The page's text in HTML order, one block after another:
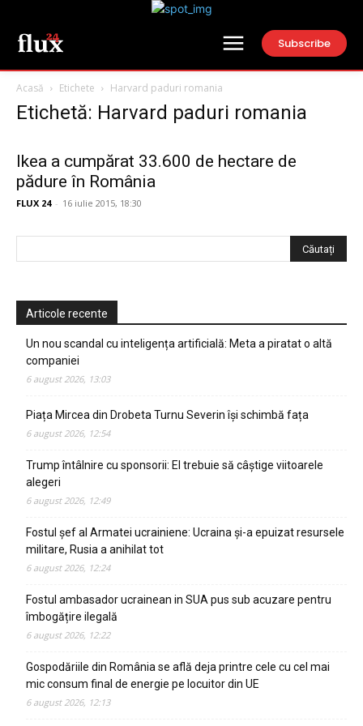
Subscribe
Acasă Etichete Harvard paduri romania
Etichetă: Harvard paduri romania
Ikea a cumpărat 33.600 de hectare de
pădure în România
FLUX 24 - 16 iulie 2015, 18:30
Articole recente
Un nou scandal cu inteligența artificială: Meta a piratat o altă
companiei
6 august 2026, 13:03
Piața Mircea din Drobeta Turnu Severin își schimbă fața
6 august 2026, 12:54
Trump întâlnire cu sponsorii: El trebuie să câștige viitoarele
alegeri
6 august 2026, 12:49
Fostul șef al Armatei ucrainiene: Ucraina și-a epuizat resursele
militare, Rusia a anihilat tot
6 august 2026, 12:24
Fostul ambasador ucrainean in SUA pus sub acuzare pentru
îmbogățire ilegală
6 august 2026, 12:22
Gospodăriile din România se află deja printre cele cu cel mai
mic consum final de energie pe locuitor din UE
6 august 2026, 12:13